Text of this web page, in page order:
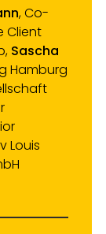
, Co-
Client
Sascha
Hamburg
Louis